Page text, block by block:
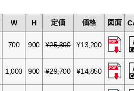
W H 定価 価格 図面
700 900 ¥25,300 ¥13,200
1,000 900 ¥29,700 ¥14,850